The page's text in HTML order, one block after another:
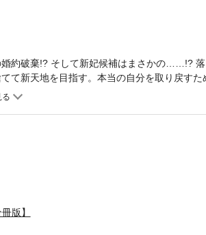
約破棄!? そして新妃候補はまさかの……!?
て新天地を目指す。本当の自分を取り戻すた
界ファンタジー、待望のコミカライズ連載！
版】